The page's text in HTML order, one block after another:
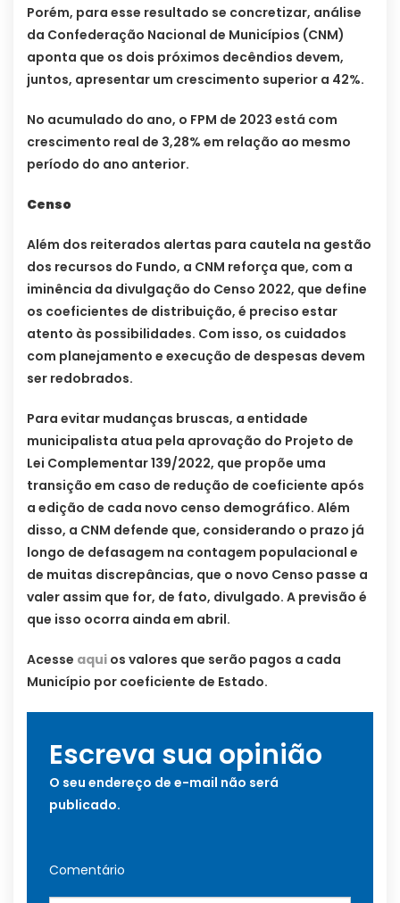
Porém, para esse resultado se concretizar, análise
da Confederação Nacional de Municípios (CNM)
aponta que os dois próximos decêndios devem,
juntos, apresentar um crescimento superior a 42%.
No acumulado do ano, o FPM de 2023 está com
crescimento real de 3,28% em relação ao mesmo
período do ano anterior.
Censo
Além dos reiterados alertas para cautela na gestão
dos recursos do Fundo, a CNM reforça que, com a
iminência da divulgação do Censo 2022, que define
os coeficientes de distribuição, é preciso estar
atento às possibilidades. Com isso, os cuidados
com planejamento e execução de despesas devem
ser redobrados.
Para evitar mudanças bruscas, a entidade
municipalista atua pela aprovação do Projeto de
Lei Complementar 139/2022, que propõe uma
transição em caso de redução de coeficiente após
a edição de cada novo censo demográfico. Além
disso, a CNM defende que, considerando o prazo já
longo de defasagem na contagem populacional e
de muitas discrepâncias, que o novo Censo passe a
valer assim que for, de fato, divulgado. A previsão é
que isso ocorra ainda em abril.
Acesse aqui os valores que serão pagos a cada
Município por coeficiente de Estado.
Escreva sua opinião
O seu endereço de e-mail não será
publicado.
Comentário